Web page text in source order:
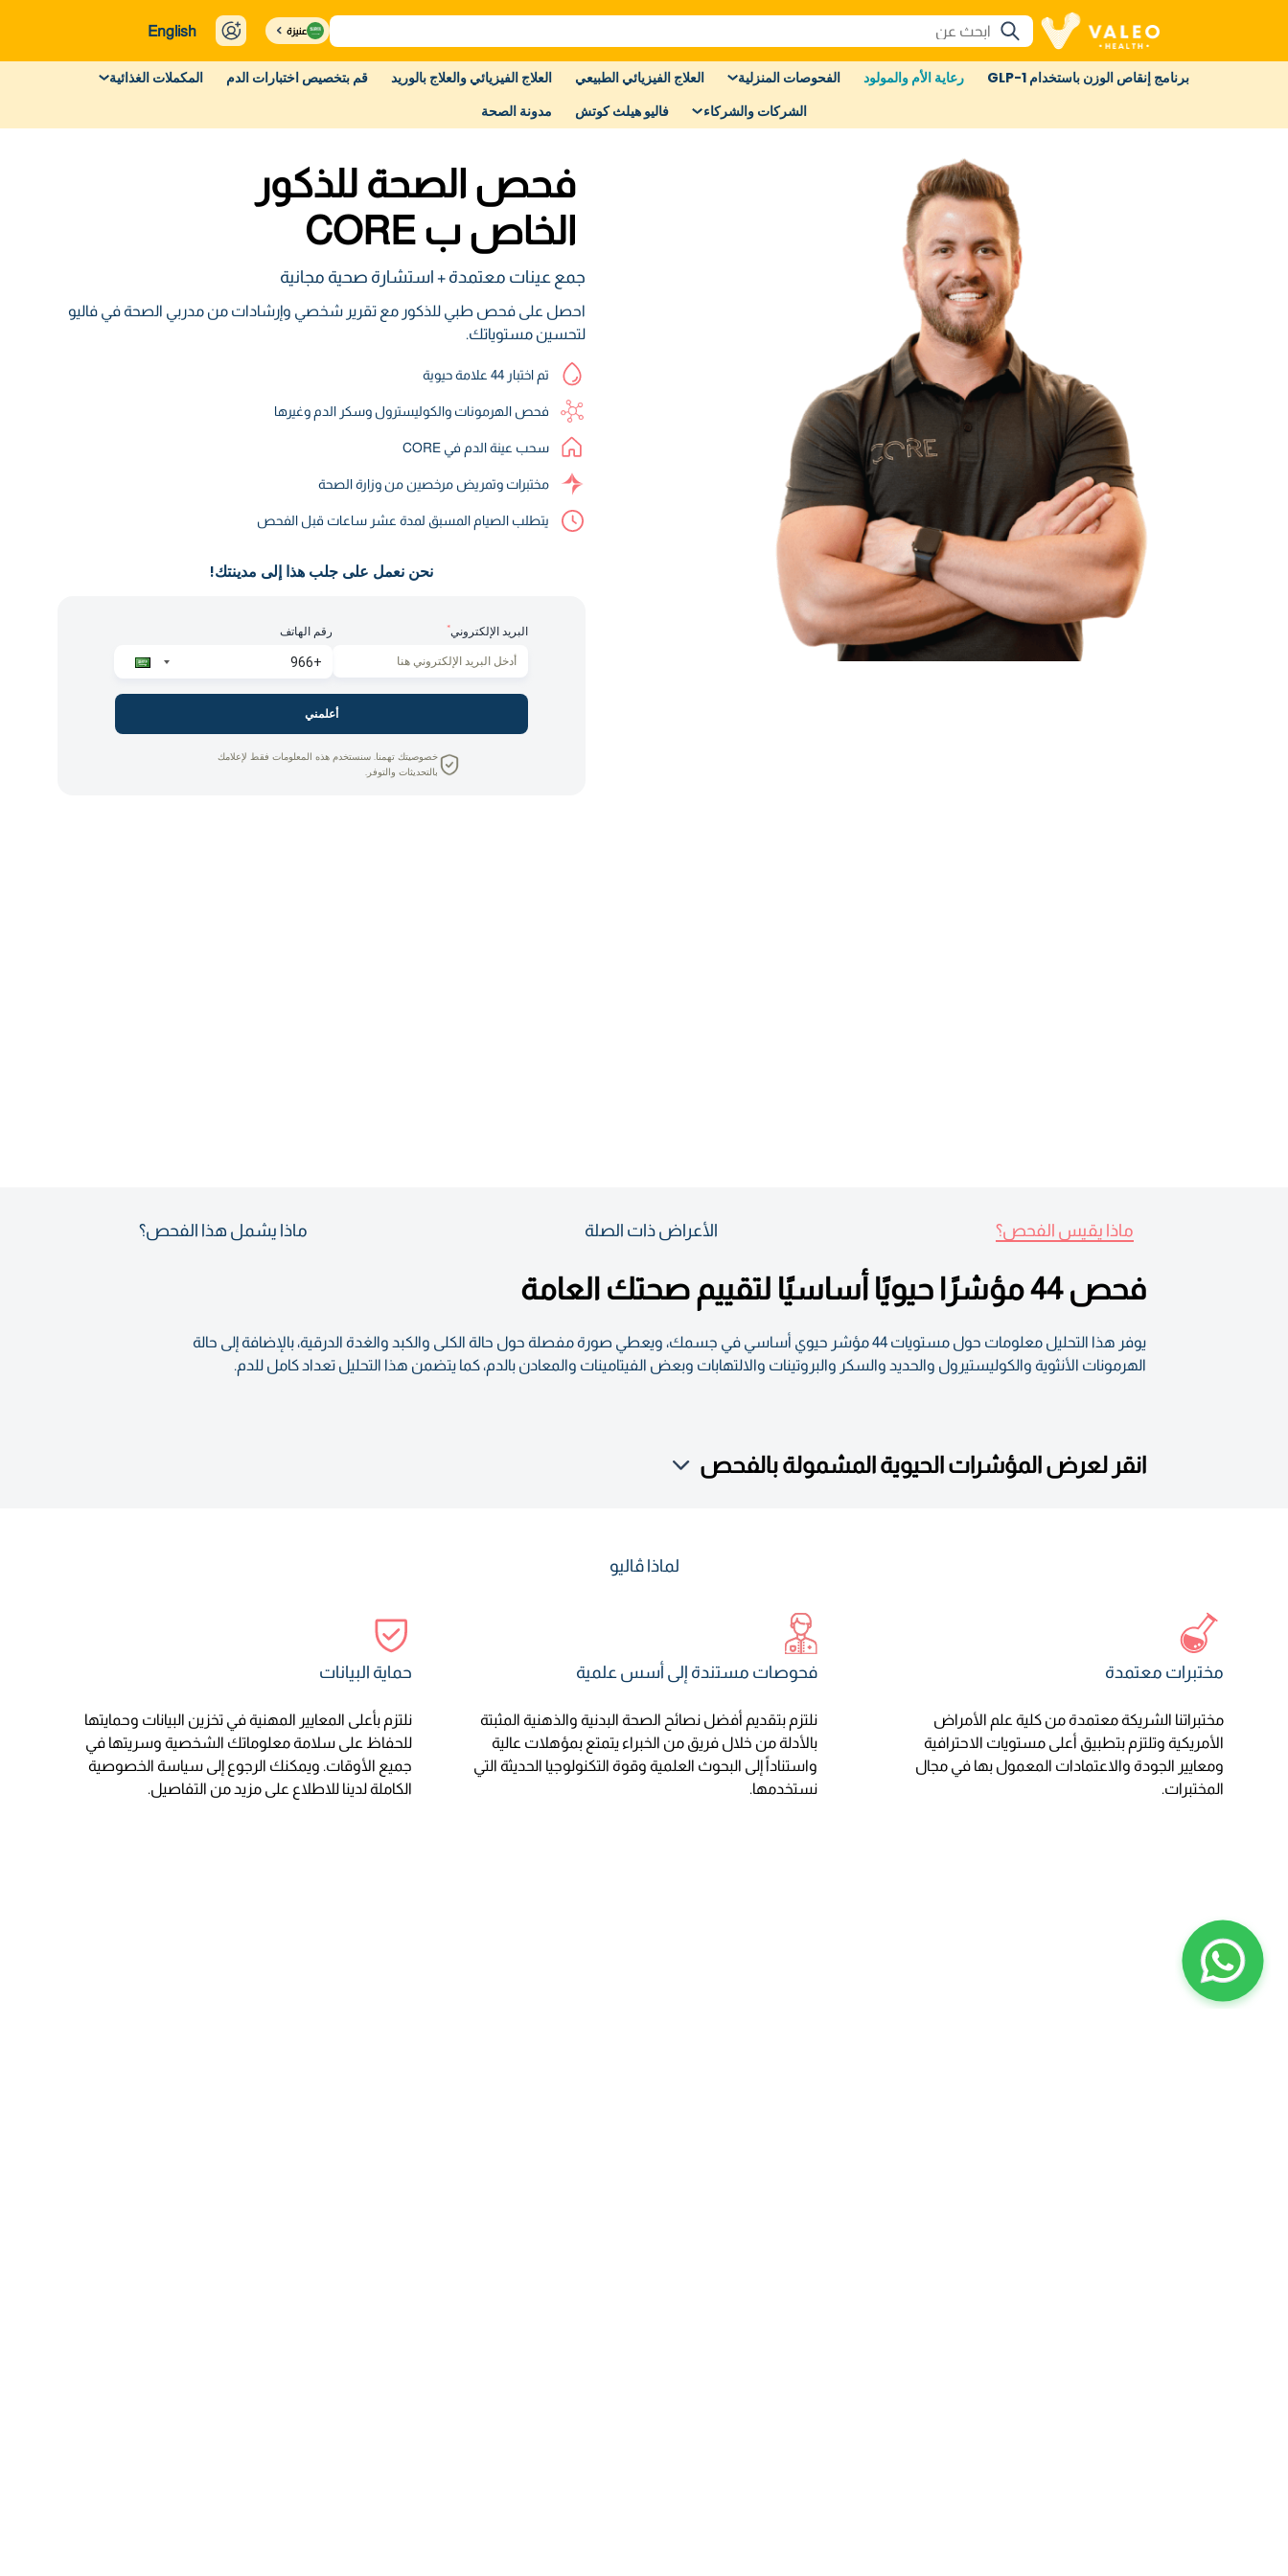
عنيزة English
برنامج إنقاص الوزن باستخدام GLP-1 رعاية الأم والمولود الفحوصات المنزلية العلاج الفيزيائي الطبيعي العلاج الفيزيائي والعلاج بالوريد قم بتخصيص اختبارات الدم
المكملات الغذائية
الشركات والشركاء
فاليو هيلث كوتش مدونة الصحة
فحص الصحة للذكور
الخاص ب CORE
جمع عينات معتمدة + استشارة صحية مجانية
احصل على فحص طبي للذكور مع تقرير شخصي وإرشادات من مدربي الصحة في فاليو
لتحسين مستوياتك.
تم اختبار 44 علامة حيوية
فحص الهرمونات والكوليسترول وسكر الدم وغيرها
سحب عينة الدم في CORE
مختبرات وتمريض مرخصين من وزارة الصحة
يتطلب الصيام المسبق لمدة عشر ساعات قبل الفحص
نحن نعمل على جلب هذا إلى مدينتك!
البريد الإلكتروني* رقم الهاتف
أعلمني
خصوصيتك تهمنا. سنستخدم هذه المعلومات فقط لإعلامك
بالتحديثات والتوفر.
ماذا يقيس الفحص؟ الأعراض ذات الصلة ماذا يشمل هذا الفحص؟
فحص 44 مؤشرًا حيويًا أساسيًا لتقييم صحتك العامة
يوفر هذا التحليل معلومات حول مستويات 44 مؤشر حيوي أساسي في جسمك، ويعطي صورة مفصلة حول حالة الكلى والكبد والغدة الدرقية، بالإضافة إلى حالة
الهرمونات الأنثوية والكوليستيرول والحديد والسكر والبروتينات والالتهابات وبعض الفيتامينات والمعادن بالدم، كما يتضمن هذا التحليل تعداد كامل للدم.
انقر لعرض المؤشرات الحيوية المشمولة بالفحص
لماذا ڤاليو
مختبرات معتمدة
مختبراتنا الشريكة معتمدة من كلية علم الأمراض
الأمريكية وتلتزم بتطبيق أعلى مستويات الاحترافية
ومعايير الجودة والاعتمادات المعمول بها في مجال
المختبرات.
فحوصات مستندة إلى أسس علمية
نلتزم بتقديم أفضل نصائح الصحة البدنية والذهنية المثبتة
بالأدلة من خلال فريق من الخبراء يتمتع بمؤهلات عالية
واستناداً إلى البحوث العلمية وقوة التكنولوجيا الحديثة التي
نستخدمها.
حماية البيانات
نلتزم بأعلى المعايير المهنية في تخزين البيانات وحمايتها
للحفاظ على سلامة معلوماتك الشخصية وسريتها في
جميع الأوقات. ويمكنك الرجوع إلى سياسة الخصوصية
الكاملة لدينا للاطلاع على مزيد من التفاصيل.